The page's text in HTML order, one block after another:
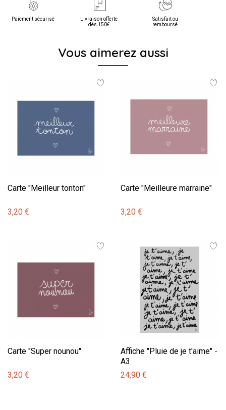
Paiement sécurisé
Livraison offerte
dès 150€
Satisfait ou
remboursé
Vous aimerez aussi
Carte "Meilleur tonton"
3,20 €
Carte "Meilleure marraine"
3,20 €
Carte "Super nounou"
3,20 €
Affiche "Pluie de je t'aime" -
A3
24,90 €